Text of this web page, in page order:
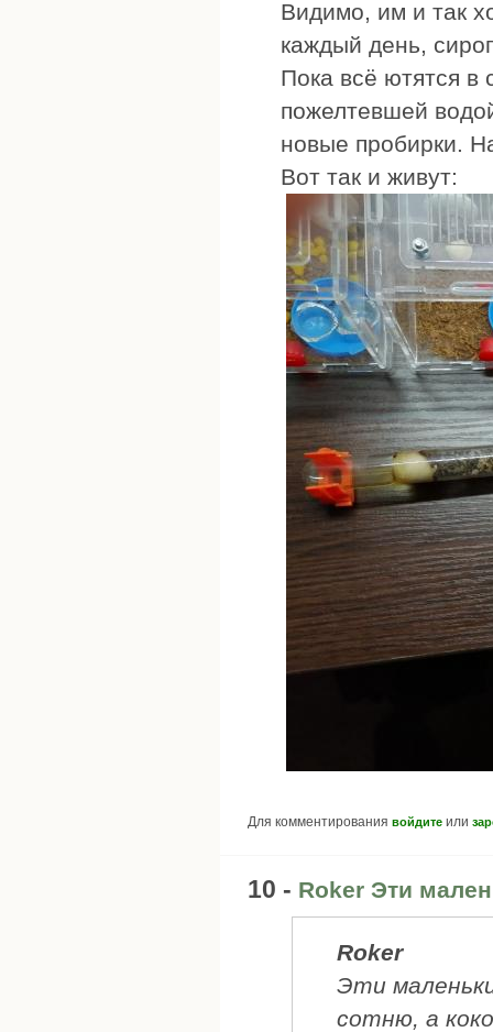
Видимо, им и так
каждый день,
Пока всё ютятся в
пожелтевшей
новые пробирки.
Вот так и живут:
Для комментирования войдите или
10 - Roker Эти
Roker
Эти
сотню, а